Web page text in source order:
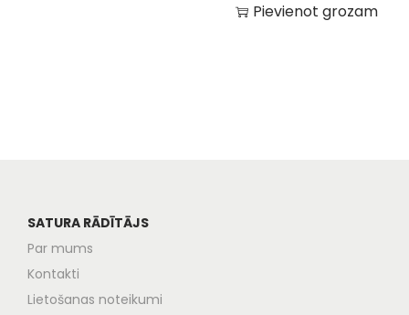
Pievienot grozam
SATURA RĀDĪTĀJS
Par mums
Kontakti
Lietošanas noteikumi